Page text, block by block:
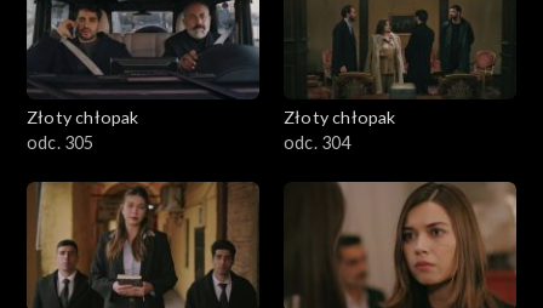
Złoty chłopak
odc. 305
Złoty chłopak
odc. 304